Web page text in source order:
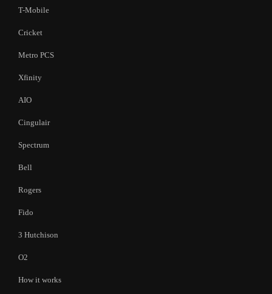
T-Mobile
Cricket
Metro PCS
Xfinity
AIO
Cingulair
Spectrum
Bell
Rogers
Fido
3 Hutchison
O2
How it works